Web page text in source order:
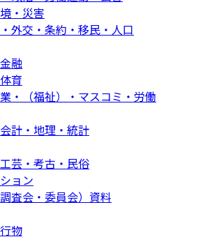
・災害
外交・条約・移民・人口
融
育
・（福祉）・マスコミ・労働
計・地理・統計
芸・考古・民俗
ョン
査会・委員会）資料
物